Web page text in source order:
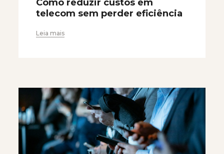
Como reduzir custos em
telecom sem perder eficiência
Leia mais